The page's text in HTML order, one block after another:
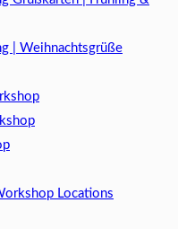
| Weihnachtsgrüße​
Locations